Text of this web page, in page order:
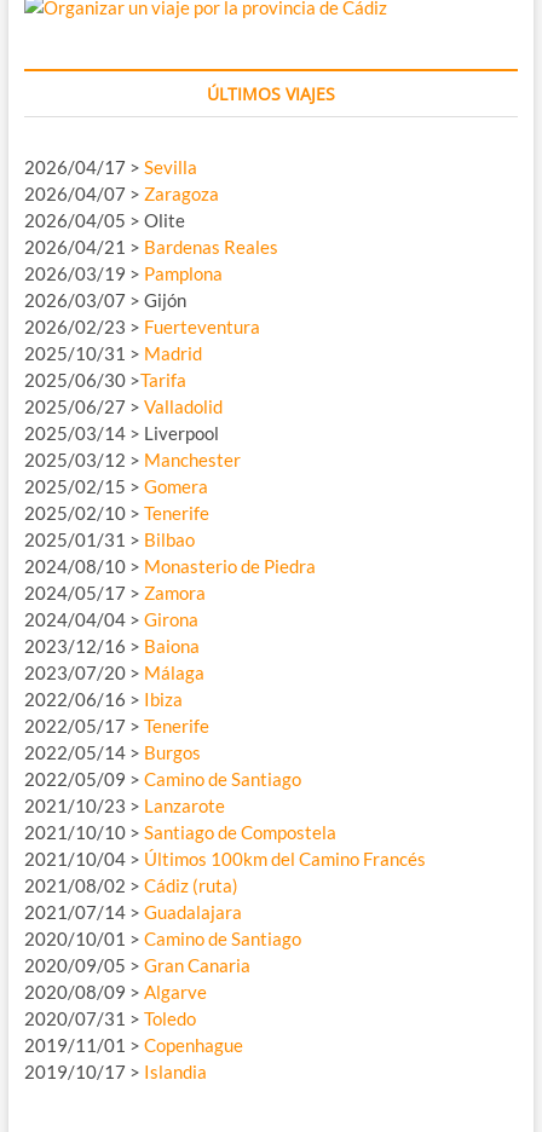
ÚLTIMOS VIAJES
2026/04/17 > Sevilla
2026/04/07 > Zaragoza
2026/04/05 > Olite
2026/04/21 > Bardenas Reales
2026/03/19 > Pamplona
2026/03/07 > Gijón
2026/02/23 > Fuerteventura
2025/10/31 > Madrid
2025/06/30 >Tarifa
2025/06/27 > Valladolid
2025/03/14 > Liverpool
2025/03/12 > Manchester
2025/02/15 > Gomera
2025/02/10 > Tenerife
2025/01/31 > Bilbao
2024/08/10 > Monasterio de Piedra
2024/05/17 > Zamora
2024/04/04 > Girona
2023/12/16 > Baiona
2023/07/20 > Málaga
2022/06/16 > Ibiza
2022/05/17 > Tenerife
2022/05/14 > Burgos
2022/05/09 > Camino de Santiago
2021/10/23 > Lanzarote
2021/10/10 > Santiago de Compostela
2021/10/04 > Últimos 100km del Camino Francés
2021/08/02 > Cádiz (ruta)
2021/07/14 > Guadalajara
2020/10/01 > Camino de Santiago
2020/09/05 > Gran Canaria
2020/08/09 > Algarve
2020/07/31 > Toledo
2019/11/01 > Copenhague
2019/10/17 > Islandia